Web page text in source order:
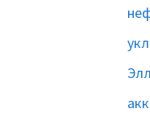
укл
Элл